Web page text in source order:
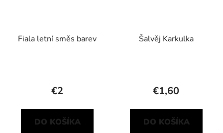
Fiala letní směs barev
€2
DO KOŠÍKA
Šalvěj Karkulka
€1,60
DO KOŠÍKA